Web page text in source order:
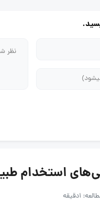
طبیعت سبز
1دقیقه